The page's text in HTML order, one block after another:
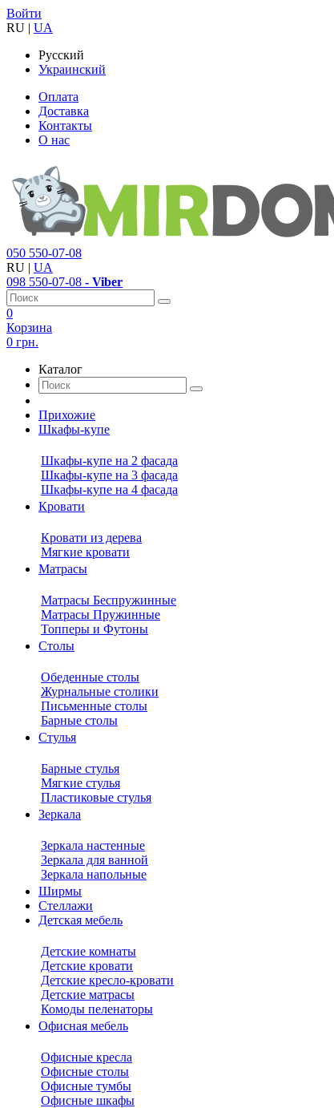
Войти
RU | UA
Русский
Украинский
Оплата
Доставка
Контакты
О нас
050 550-07-08
RU | UA
098 550-07-08 - Viber
0
Корзина
0 грн.
Каталог
Прихожие
Шкафы-купе
Шкафы-купе на 2 фасада
Шкафы-купе на 3 фасада
Шкафы-купе на 4 фасада
Кровати
Кровати из дерева
Мягкие кровати
Матрасы
Матрасы Беспружинные
Матрасы Пружинные
Топперы и Футоны
Столы
Обеденные столы
Журнальные столики
Письменные столы
Барные столы
Стулья
Барные стулья
Мягкие стулья
Пластиковые стулья
Зеркала
Зеркала настенные
Зеркала для ванной
Зеркала напольные
Ширмы
Стеллажи
Детская мебель
Детские комнаты
Детские кровати
Детские кресло-кровати
Детские матрасы
Комоды пеленаторы
Офисная мебель
Офисные кресла
Офисные столы
Офисные тумбы
Офисные шкафы